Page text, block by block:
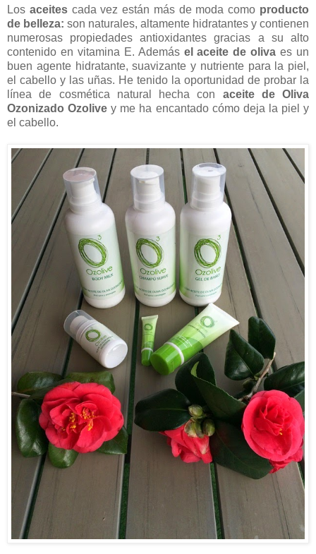
Los aceitescada vez están más de moda como producto
de belleza: son naturales, altamente hidratantes y contienen
numerosas propiedades antioxidantes gracias a su alto
contenido en vitamina E. Además el aceite de oliva es un
buen agente hidratante, suavizante y nutriente para la piel,
el cabello y las uñas. He tenido la oportunidad de probar la
línea de cosmética natural hecha con aceite de Oliva
Ozonizado Ozolive y me ha encantado cómo deja la piel y
el cabello.